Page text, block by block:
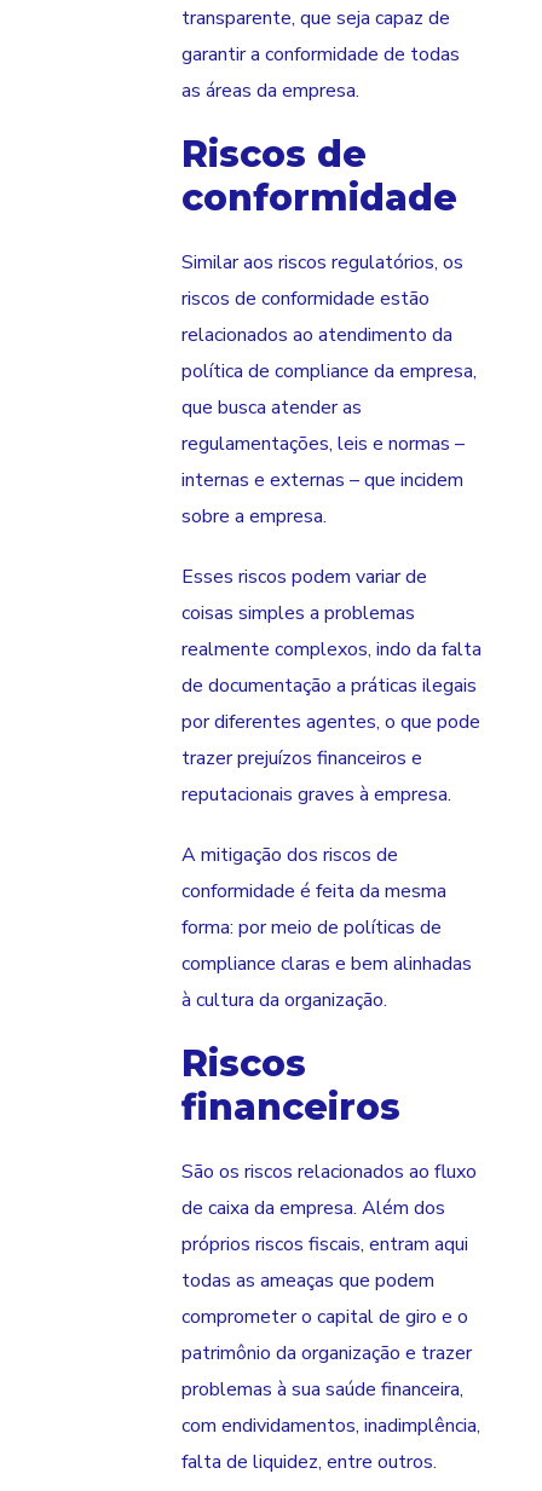
transparente, que seja capaz de
garantir a conformidade de todas
as áreas da empresa.
Riscos de
conformidade
Similar aos riscos regulatórios, os
riscos de conformidade estão
relacionados ao atendimento da
política de compliance da empresa,
que busca atender as
regulamentações, leis e normas –
internas e externas – que incidem
sobre a empresa.
Esses riscos podem variar de
coisas simples a problemas
realmente complexos, indo da falta
de documentação a práticas ilegais
por diferentes agentes, o que pode
trazer prejuízos financeiros e
reputacionais graves à empresa.
A mitigação dos riscos de
conformidade é feita da mesma
forma: por meio de políticas de
compliance claras e bem alinhadas
à cultura da organização.
Riscos
financeiros
São os riscos relacionados ao fluxo
de caixa da empresa. Além dos
próprios riscos fiscais, entram aqui
todas as ameaças que podem
comprometer o capital de giro e o
patrimônio da organização e trazer
problemas à sua saúde financeira,
com endividamentos, inadimplência,
falta de liquidez, entre outros.